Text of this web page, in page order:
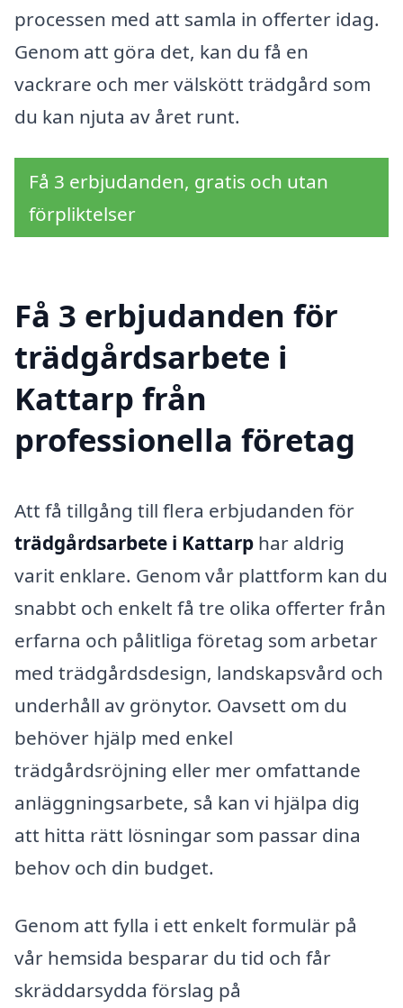
processen med att samla in offerter idag.
Genom att göra det, kan du få en
vackrare och mer välskött trädgård som
du kan njuta av året runt.
Få 3 erbjudanden, gratis och utan
förpliktelser
Få 3 erbjudanden för
trädgårdsarbete i
Kattarp från
professionella företag
Att få tillgång till flera erbjudanden för
trädgårdsarbete i Kattarp har aldrig
varit enklare. Genom vår plattform kan du
snabbt och enkelt få tre olika offerter från
erfarna och pålitliga företag som arbetar
med trädgårdsdesign, landskapsvård och
underhåll av grönytor. Oavsett om du
behöver hjälp med enkel
trädgårdsröjning eller mer omfattande
anläggningsarbete, så kan vi hjälpa dig
att hitta rätt lösningar som passar dina
behov och din budget.
Genom att fylla i ett enkelt formulär på
vår hemsida besparar du tid och får
skräddarsydda förslag på